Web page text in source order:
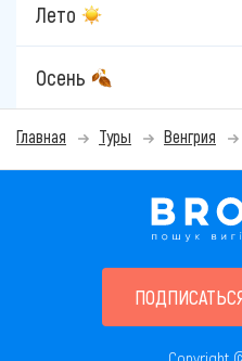
Лето
Осень
Главная Туры Венгрия